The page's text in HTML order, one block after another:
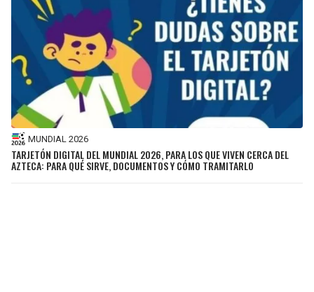
MUNDIAL 2026
TARJETÓN DIGITAL DEL MUNDIAL 2026, PARA LOS QUE VIVEN CERCA DEL
AZTECA: PARA QUÉ SIRVE, DOCUMENTOS Y CÓMO TRAMITARLO